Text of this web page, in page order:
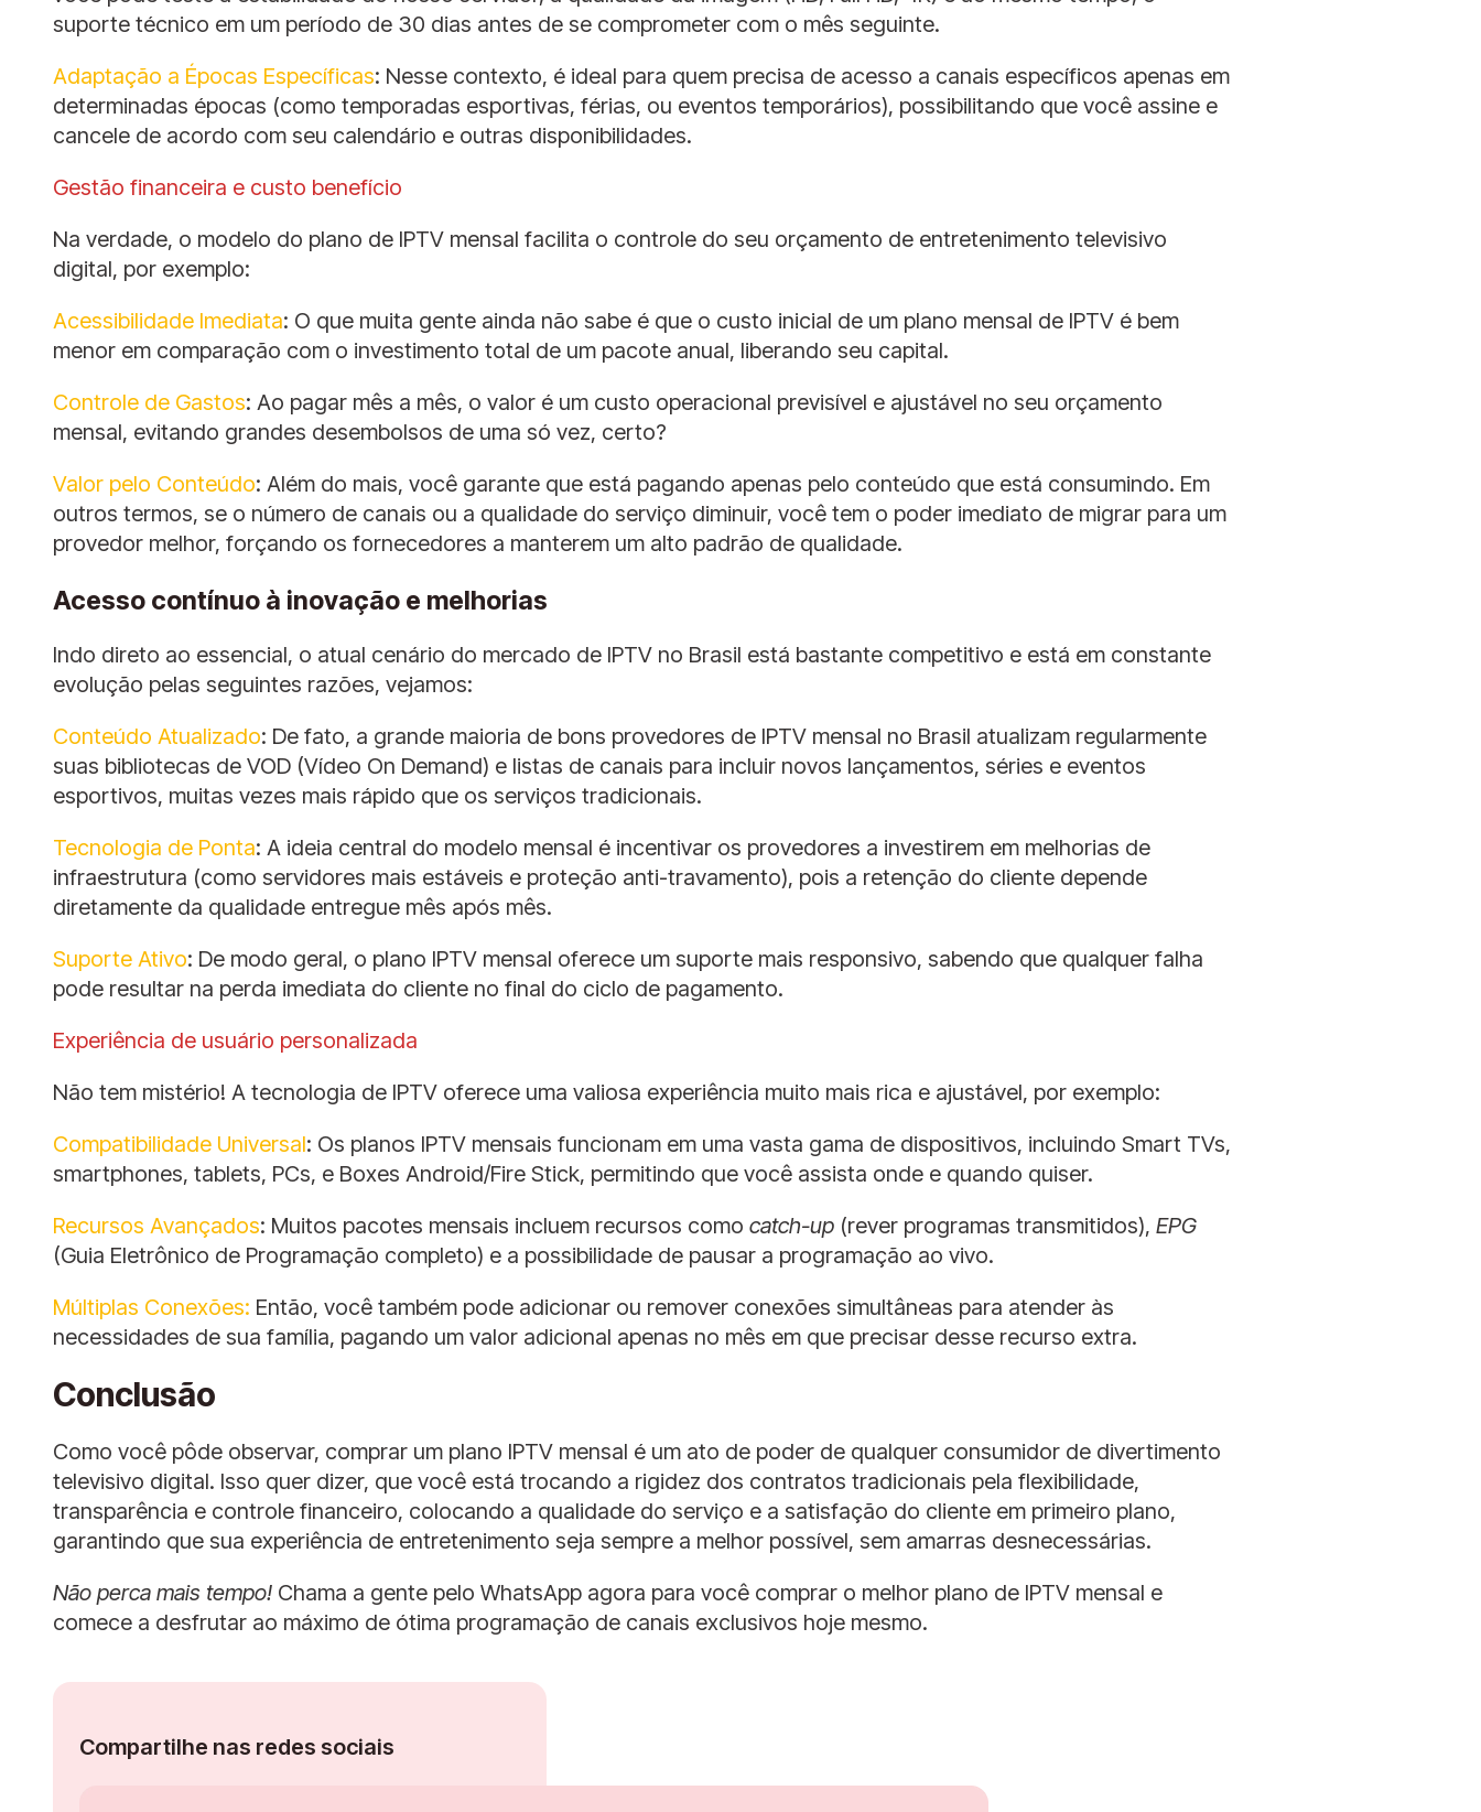
suporte técnico em um período de 30 dias antes de se comprometer com o mês seguinte.
Adaptação a Épocas Específicas: Nesse contexto, é ideal para quem precisa de acesso a canais específicos apenas em
determinadas épocas (como temporadas esportivas, férias, ou eventos temporários), possibilitando que você assine e
cancele de acordo com seu calendário e outras disponibilidades.
Gestão financeira e custo benefício
Na verdade, o modelo do plano de IPTV mensal facilita o controle do seu orçamento de entretenimento televisivo
digital, por exemplo:
Acessibilidade Imediata: O que muita gente ainda não sabe é que o custo inicial de um plano mensal de IPTV é bem
menor em comparação com o investimento total de um pacote anual, liberando seu capital.
Controle de Gastos: Ao pagar mês a mês, o valor é um custo operacional previsível e ajustável no seu orçamento
mensal, evitando grandes desembolsos de uma só vez, certo?
Valor pelo Conteúdo: Além do mais, você garante que está pagando apenas pelo conteúdo que está consumindo. Em
outros termos, se o número de canais ou a qualidade do serviço diminuir, você tem o poder imediato de migrar para um
provedor melhor, forçando os fornecedores a manterem um alto padrão de qualidade.
Acesso contínuo à inovação e melhorias
Indo direto ao essencial, o atual cenário do mercado de IPTV no Brasil está bastante competitivo e está em constante
evolução pelas seguintes razões, vejamos:
Conteúdo Atualizado: De fato, a grande maioria de bons provedores de IPTV mensal no Brasil atualizam regularmente
suas bibliotecas de VOD (Vídeo On Demand) e listas de canais para incluir novos lançamentos, séries e eventos
esportivos, muitas vezes mais rápido que os serviços tradicionais.
Tecnologia de Ponta: A ideia central do modelo mensal é incentivar os provedores a investirem em melhorias de
infraestrutura (como servidores mais estáveis e proteção anti-travamento), pois a retenção do cliente depende
diretamente da qualidade entregue mês após mês.
Suporte Ativo: De modo geral, o plano IPTV mensal oferece um suporte mais responsivo, sabendo que qualquer falha
pode resultar na perda imediata do cliente no final do ciclo de pagamento.
Experiência de usuário personalizada
Não tem mistério! A tecnologia de IPTV oferece uma valiosa experiência muito mais rica e ajustável, por exemplo:
Compatibilidade Universal: Os planos IPTV mensais funcionam em uma vasta gama de dispositivos, incluindo Smart TVs,
smartphones, tablets, PCs, e Boxes Android/Fire Stick, permitindo que você assista onde e quando quiser.
Recursos Avançados: Muitos pacotes mensais incluem recursos como catch-up (rever programas transmitidos), EPG
(Guia Eletrônico de Programação completo) e a possibilidade de pausar a programação ao vivo.
Múltiplas Conexões: Então, você também pode adicionar ou remover conexões simultâneas para atender às
necessidades de sua família, pagando um valor adicional apenas no mês em que precisar desse recurso extra.
Conclusão
Como você pôde observar, comprar um plano IPTV mensal é um ato de poder de qualquer consumidor de divertimento
televisivo digital. Isso quer dizer, que você está trocando a rigidez dos contratos tradicionais pela flexibilidade,
transparência e controle financeiro, colocando a qualidade do serviço e a satisfação do cliente em primeiro plano,
garantindo que sua experiência de entretenimento seja sempre a melhor possível, sem amarras desnecessárias.
Não perca mais tempo! Chama a gente pelo WhatsApp agora para você comprar o melhor plano de IPTV mensal e
comece a desfrutar ao máximo de ótima programação de canais exclusivos hoje mesmo.
Compartilhe nas redes sociais